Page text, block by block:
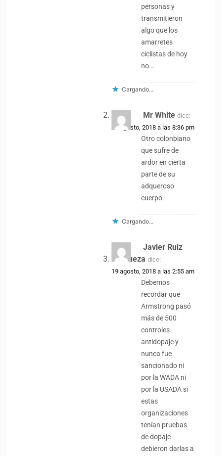
personas y
transmitieron
algo que los
amarretes
ciclistas de hoy
no…
Cargando...
Mr White dice:
18 agosto, 2018 a las 8:36 pm
Otro colonbiano
que sufre de
ardor en cierta
parte de su
adqueroso
cuerpo.
Cargando...
Javier Ruiz
Pedrueza dice:
19 agosto, 2018 a las 2:55 am
Debemos
recordar que
Armstrong pasó
más de 500
controles
antidopaje y
nunca fue
sancionado ni
por la WADA ni
por la USADA si
estas
organizaciones
tenían pruebas
de dopaje
debieron darlas a